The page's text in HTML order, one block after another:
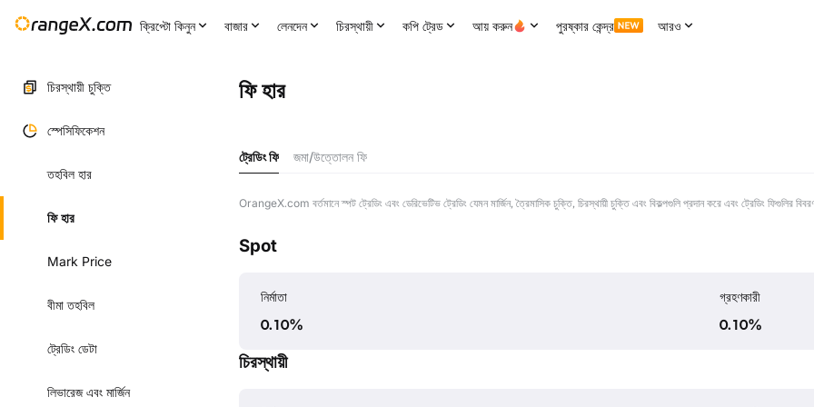
ক্রিপ্টো কিনুন বাজার লেনদেন চিরস্থায়ী কপি ট্রেড আয় করুন পুরষ্কার কেন্দ্র আরও
চিরস্থায়ী চুক্তি
স্পেসিফিকেশন
তহবিল হার
ফি হার
Mark Price
বীমা তহবিল
ট্রেডিং ডেটা
লিভারেজ এবং মার্জিন
ফি হার
ট্রেডিং ফি জমা/উত্তোলন ফি
OrangeX.com বর্তমানে স্পট ট্রেডিং এবং ডেরিভেটিভ ট্রেডিং যেমন মার্জিন, ত্রৈমাসিক চুক্তি, চিরস্থায়ী চুক্তি এবং বিকল্পগুলি প্রদান করে এবং ট্রেডিং ফিগুলির
Spot
নির্মাতা
0.10%
গ্রহণকারী
0.10%
চিরস্থায়ী